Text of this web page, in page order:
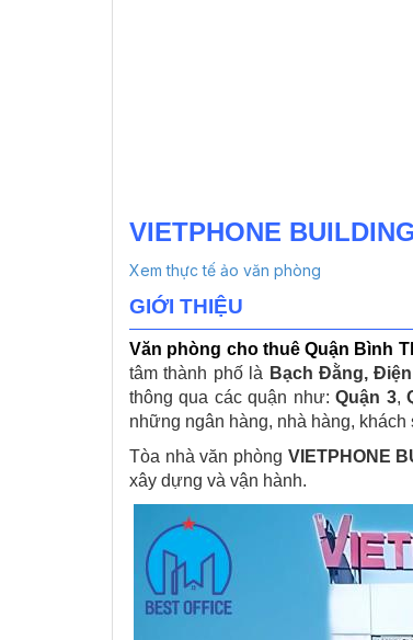
VIETPHONE
Xem thực tế ảo văn phòng
GIỚI THIỆU
Văn phòng cho thuê Quận Bình
tâm thành phố là Bạch Đằng,
thông qua các quận như:Quận 3,
những ngân hàng, nhà hàng,
Tòa nhà văn phòng VIETPHONE
xây dựng và vận hành.